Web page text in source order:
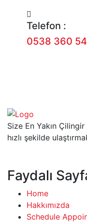
Telefon :
0538 360 54
Size En Yakın
hızlı şekilde
Faydalı
Home
Hakkımızda
Schedule